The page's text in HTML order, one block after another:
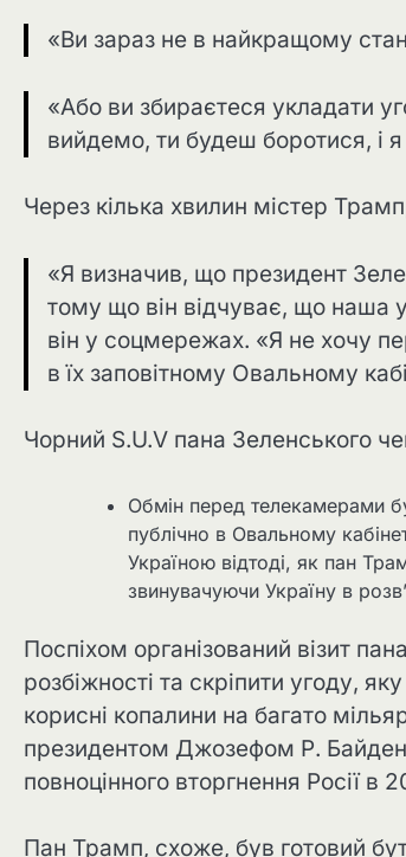
«Ви зараз не в найкращому
«Або ви збираєтеся укладати
вийдемо, ти будеш боротися, і
Через кілька хвилин містер
«Я визначив, що президент
тому що він відчуває, що наша
він у соцмережах. «Я не хочу
в їх заповітному Овальному
Чорний S.U.V пана Зеленського
Обмін перед телекамерами
публічно в Овальному
Україною відтоді, як пан
звинувачуючи Україну в
Поспіхом організований візит
розбіжності та скріпити угоду,
корисні копалини на багато
президентом Джозефом Р.
повноцінного вторгнення Росії в
Пан Трамп, схоже, був готовий